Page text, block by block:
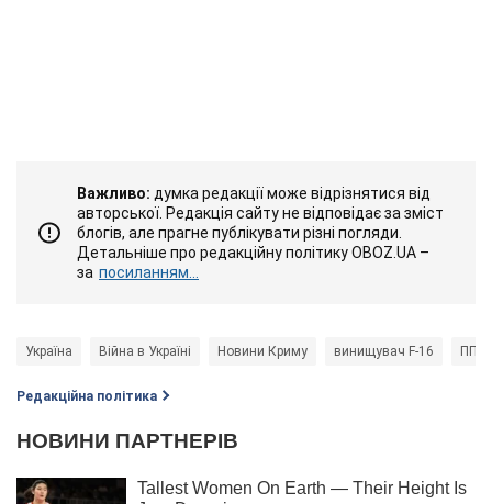
Важливо: думка редакції може відрізнятися від
авторської. Редакція сайту не відповідає за зміст
блогів, але прагне публікувати різні погляди.
Детальніше про редакційну політику OBOZ.UA –
за посиланням...
Україна Війна в Україні Новини Криму винищувач F-16 ППО
Редакційна політика